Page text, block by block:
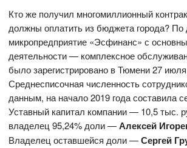
Кто же получил многомиллионный
должны оплатить из бюджета города?
микропредприятие «Эсфинанс» с
деятельности — комплексное
было зарегистрировано в Тюмени 27 июля
Среднесписочная численность
данным, на начало 2019 года составила
Уставный капитал компании — 10,5 тыс.
владелец 95,24% доли —Алексей
Владелец оставшейся доли —Сергей